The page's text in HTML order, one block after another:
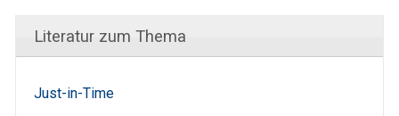
Literatur zum Thema
Just-in-Time